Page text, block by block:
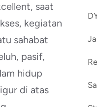
saat
kegiatan
sahabat
pasif,
hidup
di atas